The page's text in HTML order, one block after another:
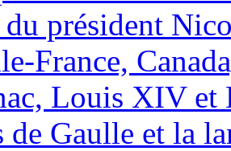
président
France,
Louis XIV et
de Gaulle et la